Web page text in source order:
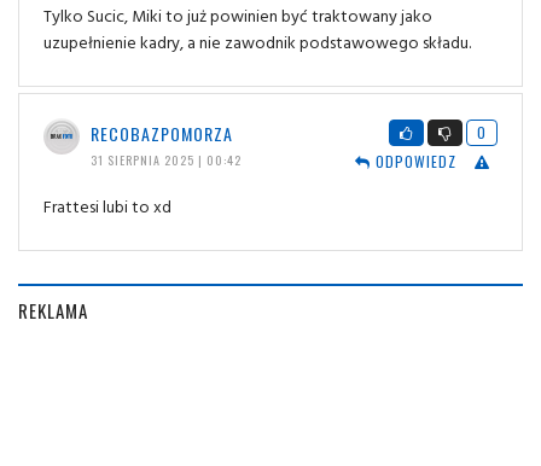
Tylko Sucic, Miki to już powinien być traktowany jako
uzupełnienie kadry, a nie zawodnik podstawowego składu.
RECOBAZPOMORZA
31 SIERPNIA 2025 | 00:42
0
ODPOWIEDZ
Frattesi lubi to xd
REKLAMA